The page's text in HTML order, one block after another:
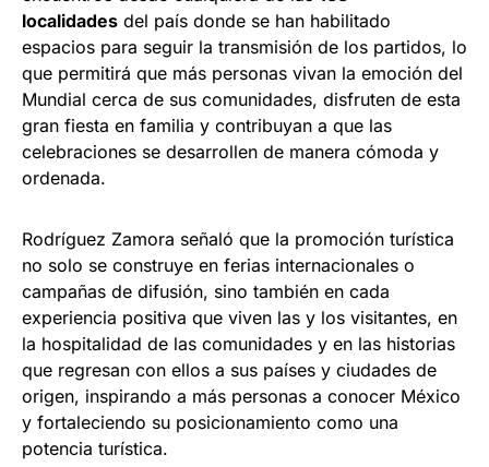
localidades del país donde se han habilitado
espacios para seguir la transmisión de los partidos, lo
que permitirá que más personas vivan la emoción del
Mundial cerca de sus comunidades, disfruten de esta
gran fiesta en familia y contribuyan a que las
celebraciones se desarrollen de manera cómoda y
ordenada.
Rodríguez Zamora señaló que la promoción turística
no solo se construye en ferias internacionales o
campañas de difusión, sino también en cada
experiencia positiva que viven las y los visitantes, en
la hospitalidad de las comunidades y en las historias
que regresan con ellos a sus países y ciudades de
origen, inspirando a más personas a conocer México
y fortaleciendo su posicionamiento como una
potencia turística.